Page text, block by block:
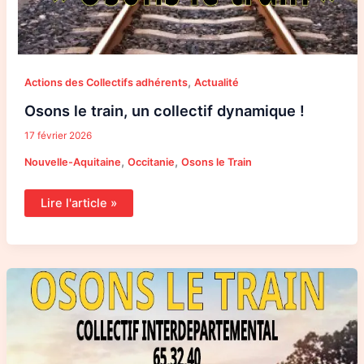
Actions des Collectifs adhérents, Actualité
Osons le train, un collectif dynamique !
17 février 2026
Nouvelle-Aquitaine, Occitanie, Osons le Train
Lire l'article »
Rassemblement
pour
la
réouverture
Marsan